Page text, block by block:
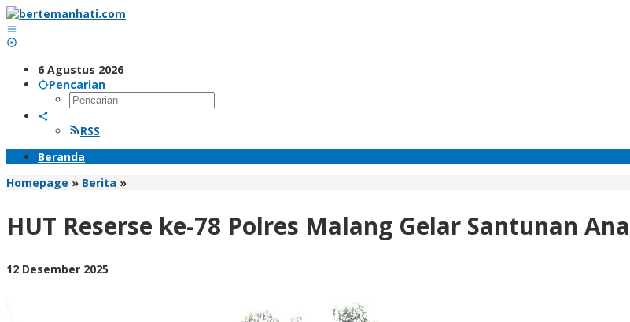
Lewati
ke
konten
6 Agustus 2026
Pencarian
RSS
Beranda
Homepage » Berita »HUT
78
HUT Reserse ke-78 Polres Malang Gelar Santunan
12 Desember 2025